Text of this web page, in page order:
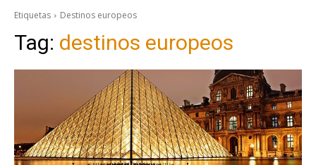
Etiquetas Destinos europeos
Tag: destinos europeos